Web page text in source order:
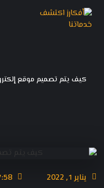
كيف يتم تصميم موقع
يناير 1, 2022